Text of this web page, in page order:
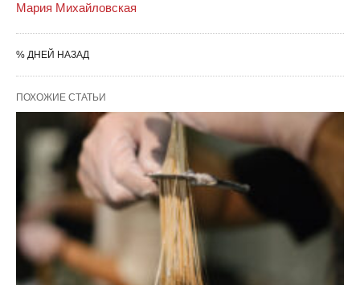
Мария Михайловская
% ДНЕЙ НАЗАД
ПОХОЖИЕ СТАТЬИ